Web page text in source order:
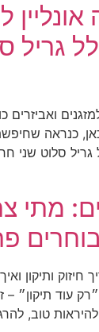
גריל
ואביזרים
כנראה שחיפשת
גריל סלוט
מתי
ותיקון
עוד תיקון״
טוב,